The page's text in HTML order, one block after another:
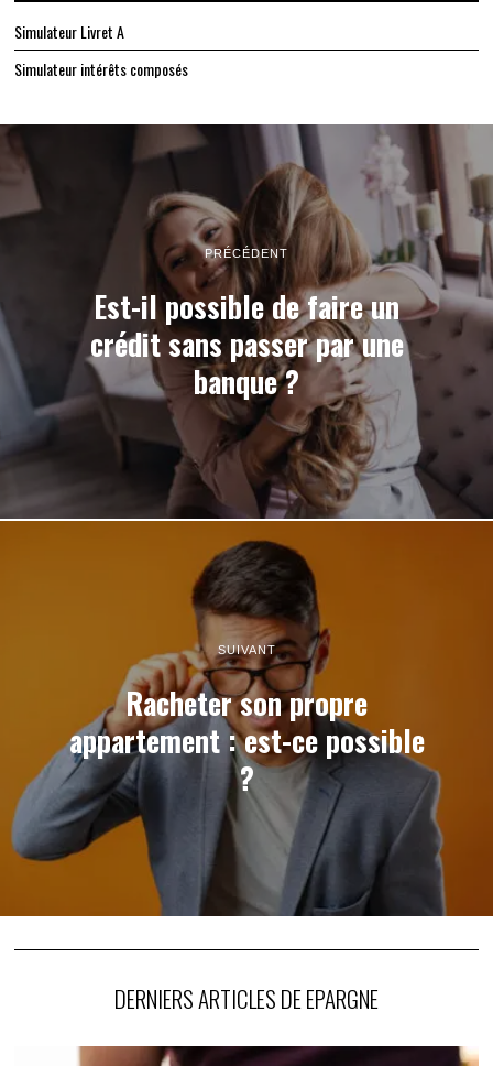
Simulateur Livret A
Simulateur intérêts composés
PRÉCÉDENT
Est-il possible de faire un
crédit sans passer par une
banque ?
SUIVANT
Racheter son propre
appartement : est-ce possible
?
DERNIERS ARTICLES DE EPARGNE